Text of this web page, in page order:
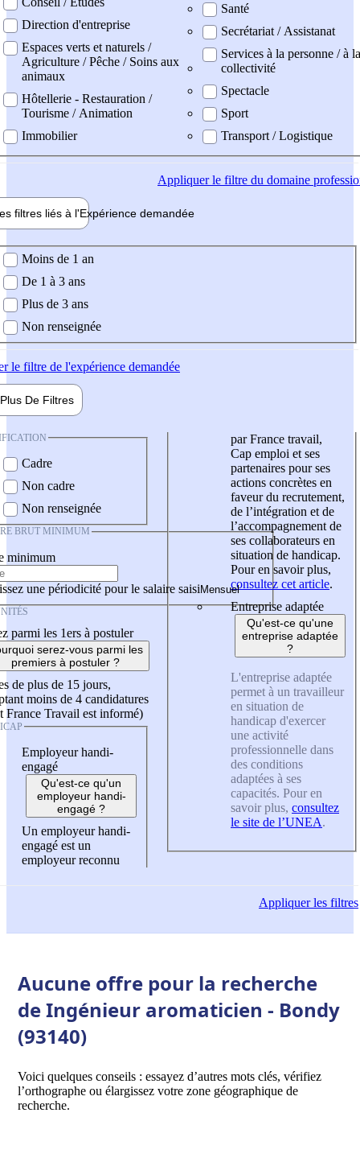
Direction d'entreprise
Espaces verts et naturels /
Agriculture / Pêche / Soins aux
animaux
Hôtellerie - Restauration /
Tourisme / Animation
Immobilier
Santé
Secrétariat / Assistanat
Services à la personne / à la
collectivité
Spectacle
Sport
Transport / Logistique
Appliquerle filtre du domaine
filtres liés à l'Expérience demandée
demandée
Moins de 1 an
De 1 à 3 ans
Plus de 3 ans
Non renseignée
le filtre de l'expérience demandée
Plus De Filtres
Cadre
Non cadre
Non renseignée
BRUT MINIMUM
minimum
une périodicité pour le salaire saisi
parmi les 1ers à postuler
serez-vous parmi les
premiers à postuler ?
de plus de 15 jours,
moins de 4 candidatures
France Travail est informé)
Employeur handi-
engagé
Qu'est-ce qu'un
employeur handi-
engagé ?
Un employeur handi-
engagé est un
employeur reconnu
par France travail,
Cap emploi et ses
partenaires pour ses
actions concrètes en
faveur du recrutement,
de l’intégration et de
l’accompagnement de
ses collaborateurs en
situation de handicap.
Pour en savoir plus,
consultez cet article.
Entreprise adaptée
Qu'est-ce qu'une
entreprise adaptée
?
L'entreprise adaptée
permet à un travailleur
en situation de
handicap d'exercer
une activité
professionnelle dans
des conditions
adaptées à ses
capacités. Pour en
savoir plus, consultez
le site de l’UNEA.
Appliquerles filtres
Aucune offre pour la recherche
de Ingénieur aromaticien - Bondy
(93140)
Voici quelques conseils : essayez d’autres mots clés, vérifiez
l’orthographe ou élargissez votre zone géographique de
recherche.